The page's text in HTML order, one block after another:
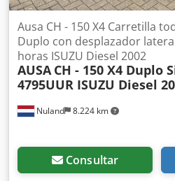
Nuland 8.224 km
Ausa CH - 150 X4 Carretilla
Duplo con desplazador
horas ISUZU Diesel 2002
AUSA CH - 150 X4 Duplo
4795UUR ISUZU Diesel
Consultar